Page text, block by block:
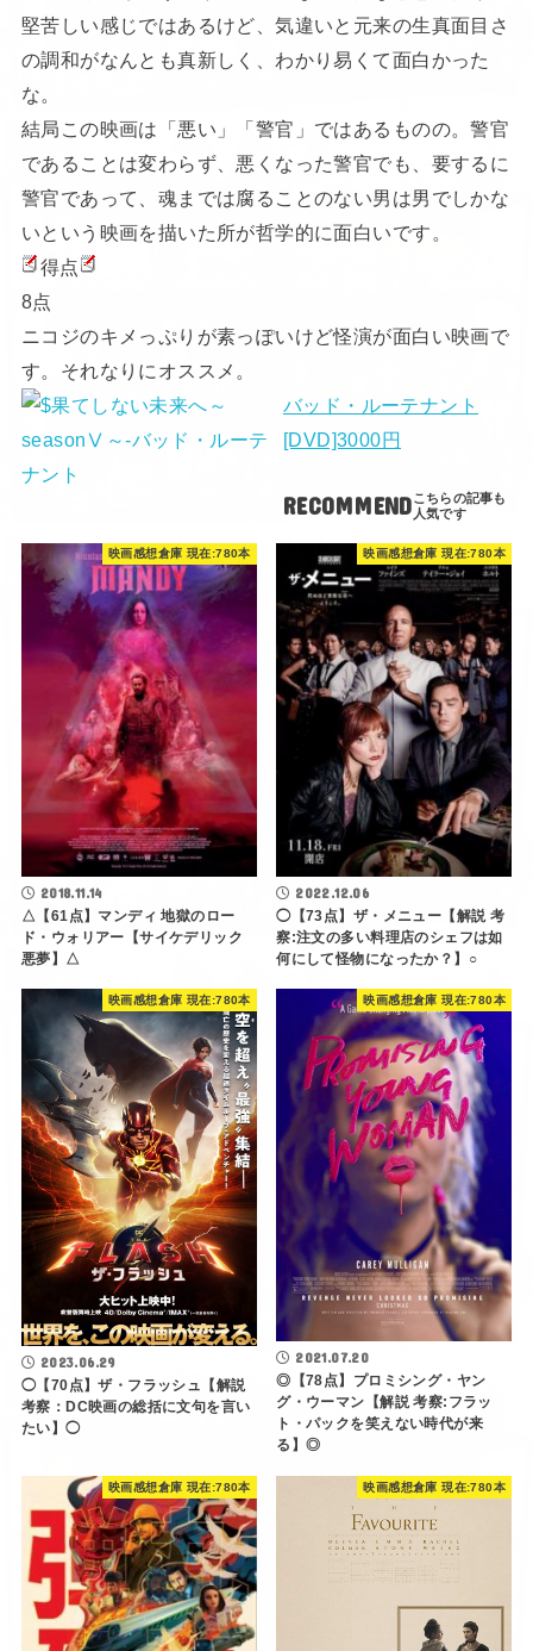
堅苦しい感じではあるけど、気違いと元来の生真面目さ
の調和がなんとも真新しく、わかり易くて面白かった
な。
結局この映画は「悪い」「警官」ではあるものの。警官
であることは変わらず、悪くなった警官でも、要するに
警官であって、魂までは腐ることのない男は男でしかな
いという映画を描いた所が哲学的に面白いです。
得点
8点
ニコジのキメっぷりが素っぽいけど怪演が面白い映画で
す。それなりにオススメ。
バッド・ルーテナント
[DVD]3000円
RECOMMEND
映画感想倉庫 現在:780本
2018.11.14
△【61点】マンディ 地獄のロー
ド・ウォリアー【サイケデリック
悪夢】△
映画感想倉庫 現在:780本
2022.12.06
◯【73点】ザ・メニュー【解説 考
察:注文の多い料理店のシェフは如
何にして怪物になったか？】○
映画感想倉庫 現在:780本
2023.06.29
◯【70点】ザ・フラッシュ【解説
考察：DC映画の総括に文句を言い
たい】◯
映画感想倉庫 現在:780本
2021.07.20
◎【78点】プロミシング・ヤン
グ・ウーマン【解説 考察:フラッ
ト・パックを笑えない時代が来
る】◎
映画感想倉庫 現在:780本 映画感想倉庫 現在:780本